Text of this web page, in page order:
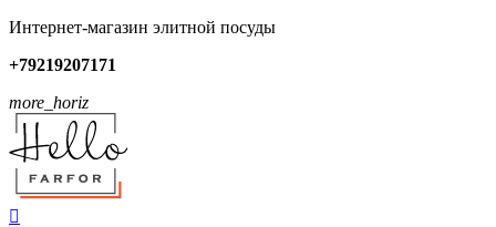
Интернет-магазин элитной посуды
+79219207171
more_horiz
